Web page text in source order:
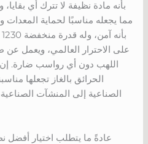
مما يجعله مناسبًا لحماية
على الاحترار العالمي، ويعمل
اللهب دون أي رواسب ضارة.
الحرائق بالغاز تجعلها
الصناعية إلى المنشآت
عادةً ما يتطلب اختيار أفضل